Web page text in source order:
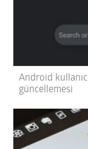
Android
güncellemesi